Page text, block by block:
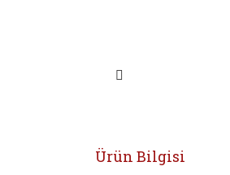
Ürün Bilgisi